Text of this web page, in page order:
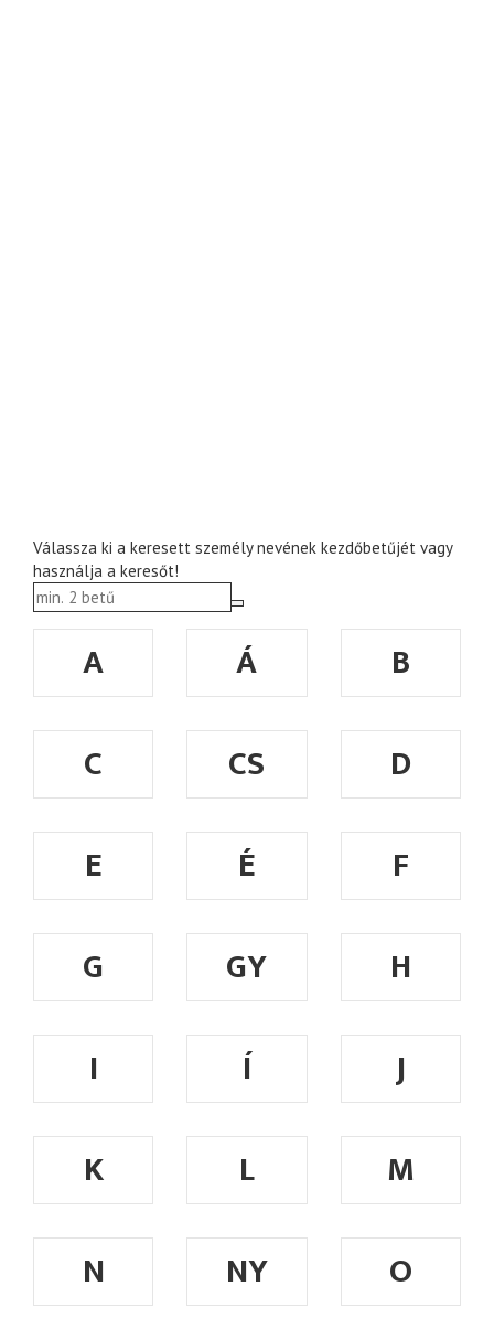
Válassza ki a keresett személy nevének kezdőbetűjét vagy
használja a keresőt!
A Á
B
C
CS
D
E
É
F
G
GY
H
I
Í
J
K
L
M
N
NY O